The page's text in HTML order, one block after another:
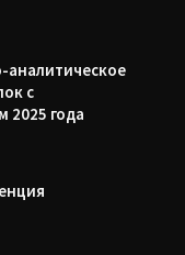
аналитическое
с
2025 года